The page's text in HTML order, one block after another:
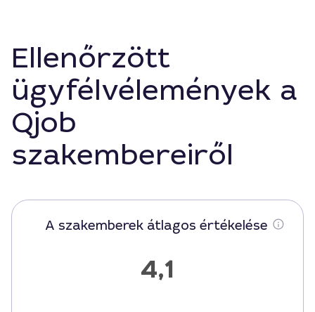
Ellenőrzött
ügyfélvélemények a
Qjob
szakembereiről
A szakemberek átlagos értékelése
4,1